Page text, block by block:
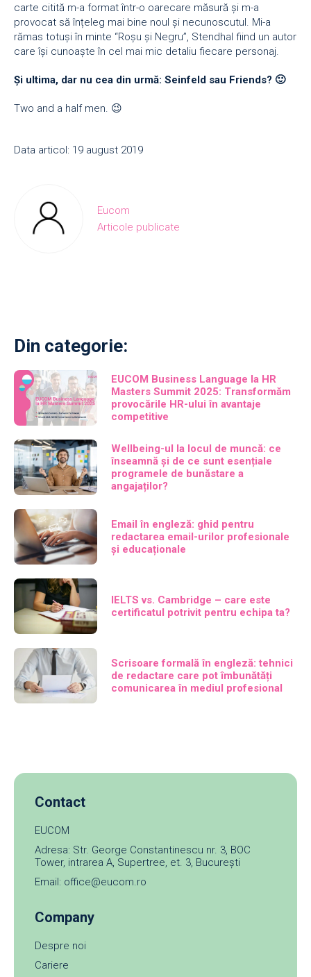
carte citită m-a format într-o oarecare măsură și m-a
provocat să înțeleg mai bine noul și necunoscutul. Mi-a
rămas totuși în minte “Roșu și Negru”, Stendhal fiind un autor
care își cunoaște în cel mai mic detaliu fiecare personaj.
Și ultima, dar nu cea din urmă: Seinfeld sau Friends? 🙂
Two and a half men. 😉
Data articol: 19 august 2019
Eucom
Articole publicate
Din categorie:
EUCOM Business Language la HR
Masters Summit 2025: Transformăm
provocările HR-ului în avantaje
competitive
Wellbeing-ul la locul de muncă: ce
înseamnă și de ce sunt esențiale
programele de bunăstare a
angajaților?
Email în engleză: ghid pentru
redactarea email-urilor profesionale
și educaționale
IELTS vs. Cambridge – care este
certificatul potrivit pentru echipa ta?
Scrisoare formală în engleză: tehnici
de redactare care pot îmbunătăți
comunicarea în mediul profesional
Contact
EUCOM
Adresa: Str. George Constantinescu nr. 3, BOC
Tower, intrarea A, Supertree, et. 3, București
Email: office@eucom.ro
Company
Despre noi
Cariere